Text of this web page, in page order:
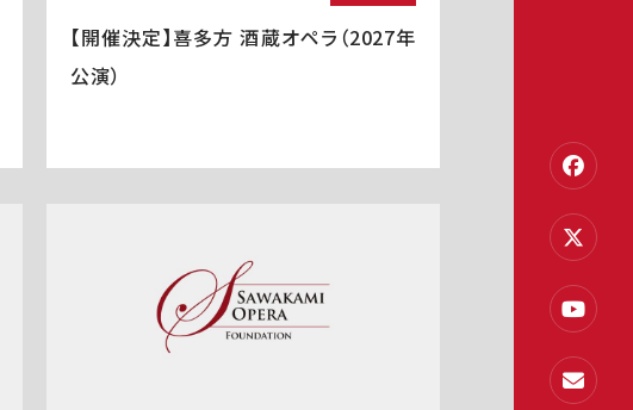
【開催決定】喜多方 酒蔵オペラ（2027年
公演）